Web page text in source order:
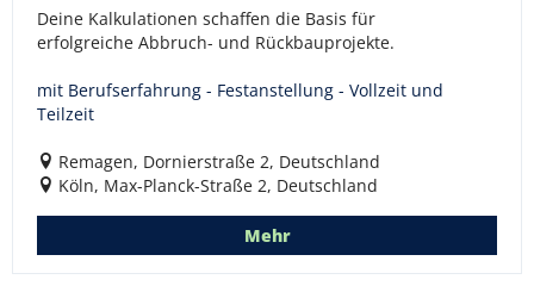
Deine Kalkulationen schaffen die Basis für
erfolgreiche Abbruch- und Rückbauprojekte.
mit Berufserfahrung - Festanstellung - Vollzeit und
Teilzeit
Remagen, Dornierstraße 2, Deutschland
Köln, Max-Planck-Straße 2, Deutschland
Mehr